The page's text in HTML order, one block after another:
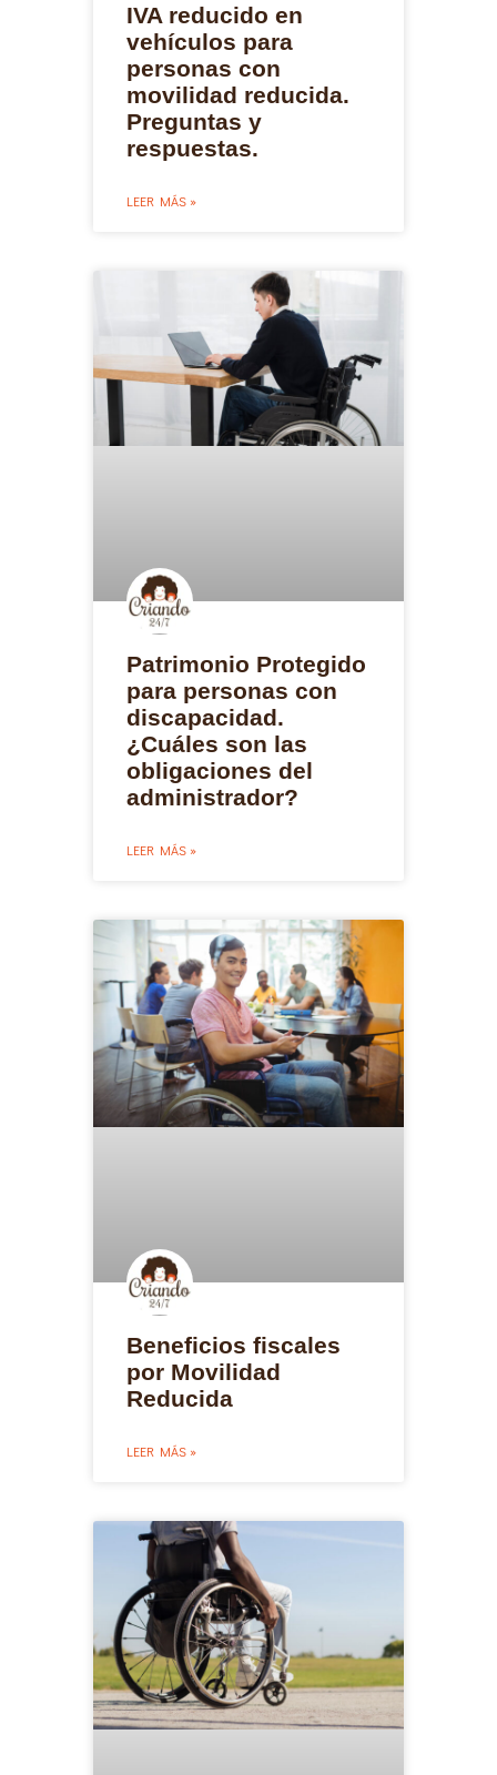
IVA reducido en
vehículos para
personas con
movilidad reducida.
Preguntas y
respuestas.
LEER MÁS »
Patrimonio Protegido
para personas con
discapacidad.
¿Cuáles son las
obligaciones del
administrador?
LEER MÁS »
Beneficios fiscales
por Movilidad
Reducida
LEER MÁS »